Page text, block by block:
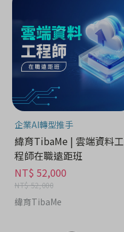
企業AI轉型推手
緯育TibaMe | 雲端資料工
程師在職遠距班
NT$ 52,000
NT$ 52,000
緯育TibaMe